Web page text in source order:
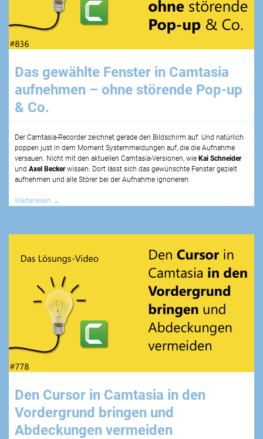
Das gewählte Fenster in Camtasia
aufnehmen – ohne störende Pop-up
& Co.
Der Camtasia-Recorder zeichnet gerade den Bildschirm auf. Und natürlich
poppen just in dem Moment Systemmeldungen auf, die die Aufnahme
versauen. Nicht mit den aktuellen Camtasia-Versionen, wie Kai Schneider
und Axel Beckerwissen: Dort lässt sich das gewünschte Fenster gezielt
aufnehmen und alle Störer bei der Aufnahme ignorieren.
Weiterlesen →
Den Cursor in Camtasia in den
Vordergrund bringen und
Abdeckungen vermeiden